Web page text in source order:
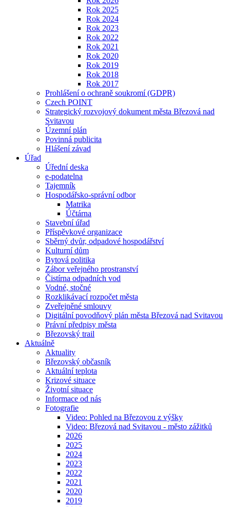
Rok 2025
Rok 2024
Rok 2023
Rok 2022
Rok 2021
Rok 2020
Rok 2019
Rok 2018
Rok 2017
Prohlášení o ochraně soukromí (GDPR)
Czech POINT
Strategický rozvojový dokument města Březová nad
Svitavou
Územní plán
Povinná publicita
Hlášení závad
Úřad
Úřední deska
e-podatelna
Tajemník
Hospodářsko-správní odbor
Matrika
Účtárna
Stavební úřad
Příspěvkové organizace
Sběrný dvůr, odpadové hospodářství
Kulturní dům
Bytová politika
Zábor veřejného prostranství
Čistírna odpadních vod
Vodné, stočné
Rozklikávací rozpočet města
Zveřejněné smlouvy
Digitální povodňový plán města Březová nad Svitavou
Právní předpisy města
Březovský trail
Aktuálně
Aktuality
Březovský občasník
Aktuální teplota
Krizové situace
Životní situace
Informace od nás
Fotografie
Video: Pohled na Březovou z výšky
Video: Březová nad Svitavou - město zážitků
2026
2025
2024
2023
2022
2021
2020
2019